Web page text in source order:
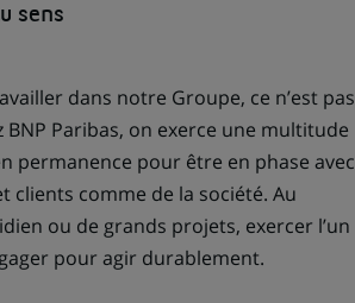
sens
dans notre Groupe, ce n’est pas
BNP Paribas, on exerce une multitude
permanence pour être en phase avec
clients comme de la société. Au
ou de grands projets, exercer l’un
pour agir durablement.